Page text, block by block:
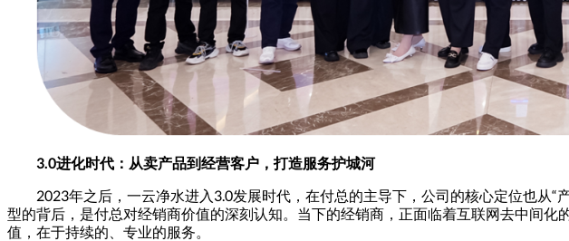
3.0进化时代：从卖产品到经营客户，打造服务护城河
2023年之后，一云净水进入3.0发展时代，在付总的主导下，公司的核心定位也从
型的背后，是付总对经销商价值的深刻认知。当下的经销商，正面临着互联网去中间
值，在于持续的、专业的服务。